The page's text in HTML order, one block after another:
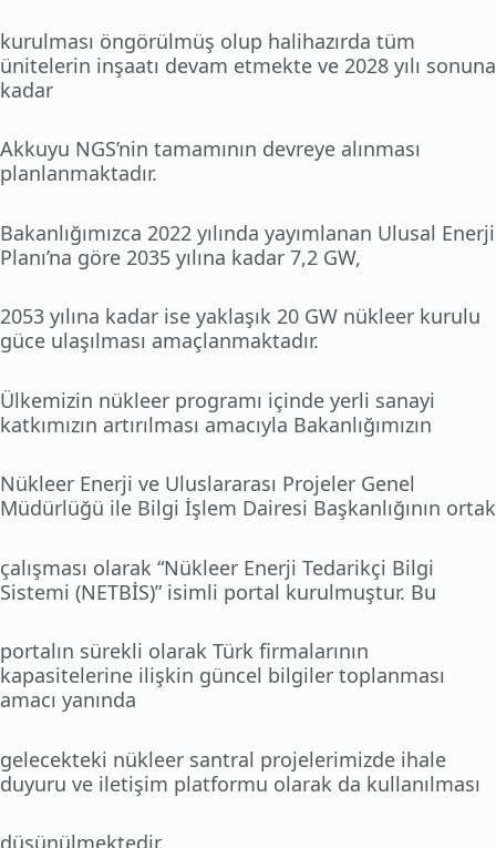
kurulması öngörülmüş olup halihazırda tüm
ünitelerin inşaatı devam etmekte ve 2028 yılı sonuna
kadar
Akkuyu NGS’nin tamamının devreye alınması
planlanmaktadır.
Bakanlığımızca 2022 yılında yayımlanan Ulusal Enerji
Planı’na göre 2035 yılına kadar 7,2 GW,
2053 yılına kadar ise yaklaşık 20 GW nükleer kurulu
güce ulaşılması amaçlanmaktadır.
Ülkemizin nükleer programı içinde yerli sanayi
katkımızın artırılması amacıyla Bakanlığımızın
Nükleer Enerji ve Uluslararası Projeler Genel
Müdürlüğü ile Bilgi İşlem Dairesi Başkanlığının ortak
çalışması olarak “Nükleer Enerji Tedarikçi Bilgi
Sistemi (NETBİS)” isimli portal kurulmuştur. Bu
portalın sürekli olarak Türk firmalarının
kapasitelerine ilişkin güncel bilgiler toplanması
amacı yanında
gelecekteki nükleer santral projelerimizde ihale
duyuru ve iletişim platformu olarak da kullanılması
düşünülmektedir.